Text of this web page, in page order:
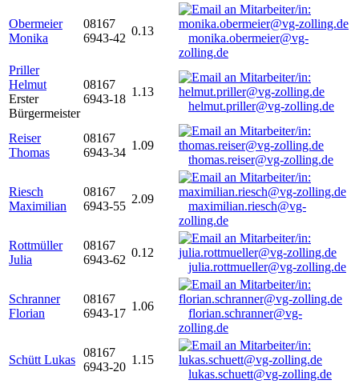
Obermeier
Monika
08167
6943-42
0.13
monika.obermeier@vg-
zolling.de
Priller
Helmut
Erster
Bürgermeister
08167
6943-18
1.13
helmut.priller@vg-zolling.de
Reiser
Thomas
08167
6943-34
1.09
thomas.reiser@vg-zolling.de
Riesch
Maximilian
08167
6943-55
2.09
maximilian.riesch@vg-
zolling.de
Rottmüller
Julia
08167
6943-62
0.12
julia.rottmueller@vg-zolling.de
Schranner
Florian
08167
6943-17
1.06
florian.schranner@vg-
zolling.de
Schütt Lukas
08167
6943-20
1.15
lukas.schuett@vg-zolling.de